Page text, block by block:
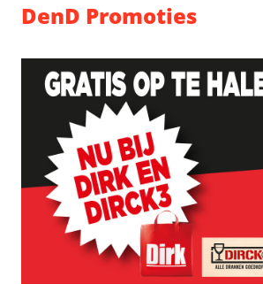
DenD Promoties